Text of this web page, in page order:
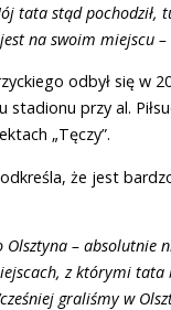
tata stąd
na swoim miejscu
odbył się w
stadionu przy al.
„Tęczy”.
że jest
– absolutnie
z którymi
graliśmy w